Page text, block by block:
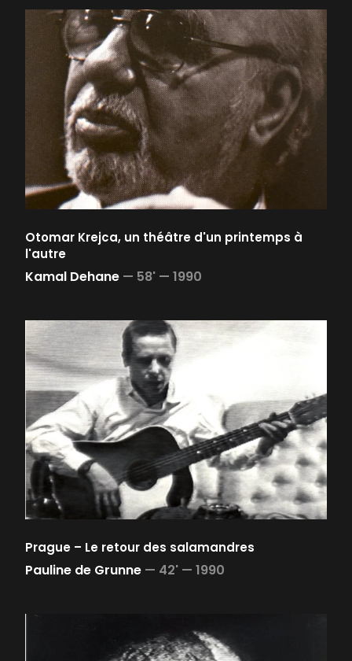
Otomar Krejca, un théâtre d'un printemps à
l'autre
Kamal Dehane — 58' — 1990
Prague – Le retour des salamandres
Pauline de Grunne — 42' — 1990